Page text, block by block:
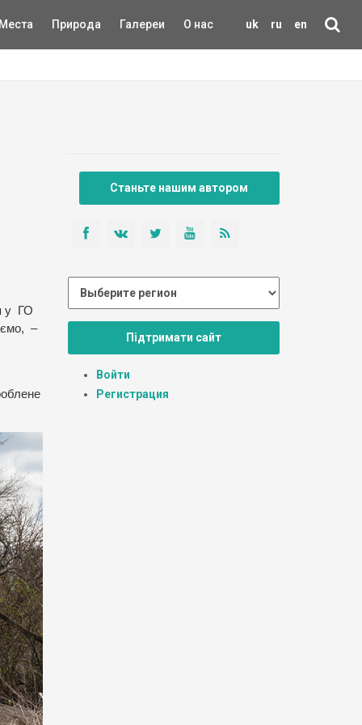
uk ru en
Природа Галереи О нас
у ГО
–
Станьте нашим автором
Підтримати сайт
Войти
Регистрация